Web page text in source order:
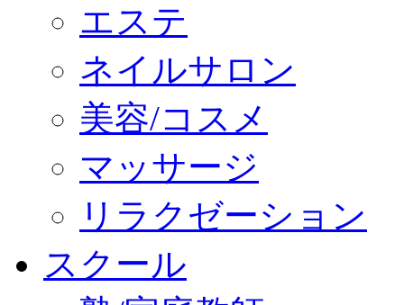
エステ
ネイルサロン
美容/コスメ
マッサージ
リラクゼーション
スクール